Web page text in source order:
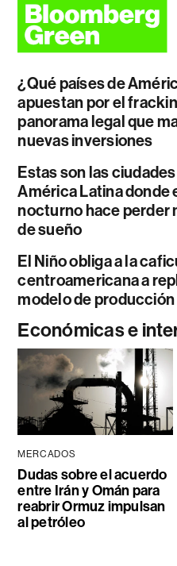
¿Qué países de
apuestan por el
panorama legal que
nuevas inversiones
Estas son las
América Latina donde
nocturno hace perder
de sueño
El Niño obliga a la
centroamericana a
modelo de producción
Económicas e
MERCADOS
Dudas sobre el acuerdo
entre Irán y Omán para
reabrir Ormuz impulsan
al petróleo